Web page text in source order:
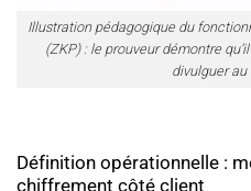
Illustration pédagogique du
(ZKP) : le prouveur démontre
divulguer
Définition opérationnelle :
chiffrement côté client